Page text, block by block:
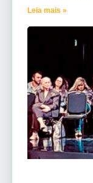
Leia mais »